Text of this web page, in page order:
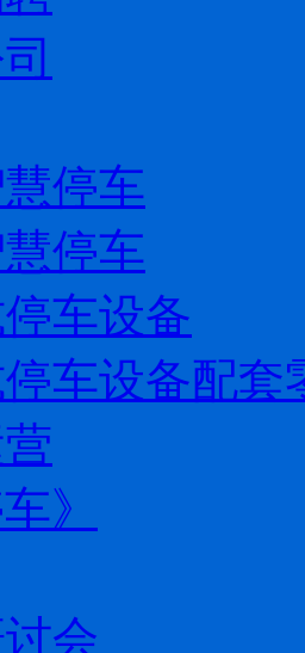
停车
停车
车设备
车设备配套
》
会